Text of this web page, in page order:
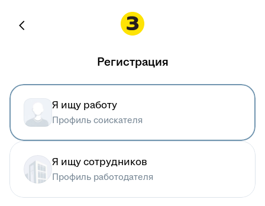
Регистрация
Я ищу работу
Профиль соискателя
Я ищу сотрудников
Профиль работодателя